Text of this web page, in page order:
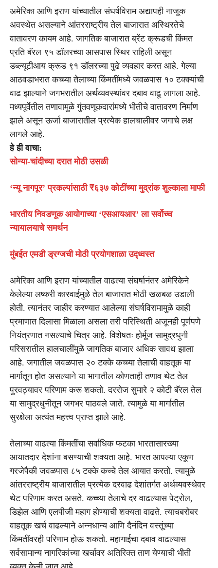
अमेरिका आणि इराण यांच्यातील संघर्षविराम अद्यापही नाजूक
अवस्थेत असल्याने आंतरराष्ट्रीय तेल बाजारात अस्थिरतेचे
वातावरण कायम आहे. जागतिक बाजारात ब्रेंट क्रूडची किंमत
प्रति बॅरल ९५ डॉलरच्या आसपास स्थिर राहिली असून
डब्ल्यूटीआय क्रूड ९१ डॉलरच्या पुढे व्यवहार करत आहे. गेल्या
आठवडाभरात कच्च्या तेलाच्या किंमतींमध्ये जवळपास १० टक्क्यांची
वाढ झाल्याने जगभरातील अर्थव्यवस्थांवर दबाव वाढू लागला आहे.
मध्यपूर्वेतील तणावामुळे गुंतवणूकदारांमध्ये भीतीचे वातावरण निर्माण
झाले असून ऊर्जा बाजारातील प्रत्येक हालचालीवर जगाचे लक्ष
लागले आहे.
हे ही वाचा:
सोन्या-चांदीच्या दरात मोठी उसळी
‘न्यू नागपूर’ प्रकल्पांसाठी ₹६३७ कोटींच्या मुद्रांक शुल्काला माफी
भारतीय निवडणूक आयोगाच्या ‘एसआयआर’ ला सर्वोच्च
न्यायालयाचे समर्थन
मुंबईत एमडी ड्रग्जची मोठी प्रयोगशाळा उद्ध्वस्त
अमेरिका आणि इराण यांच्यातील वाढत्या संघर्षानंतर अमेरिकेने
केलेल्या लष्करी कारवाईमुळे तेल बाजारात मोठी खळबळ उडाली
होती. त्यानंतर जाहीर करण्यात आलेल्या संघर्षविरामामुळे काही
प्रमाणात दिलासा मिळाला असला तरी परिस्थिती अजूनही पूर्णपणे
नियंत्रणात नसल्याचे चित्र आहे. विशेषतः होर्मूज सामुद्रधुनी
परिसरातील हालचालींमुळे जागतिक बाजार अधिक सावध झाला
आहे. जगातील जवळपास २० टक्के कच्च्या तेलाची वाहतूक या
मार्गातून होत असल्याने या भागातील कोणताही तणाव थेट तेल
पुरवठ्यावर परिणाम करू शकतो. दररोज सुमारे २ कोटी बॅरल तेल
या सामुद्रधुनीतून जगभर पाठवले जाते. त्यामुळे या मार्गातील
सुरक्षेला अत्यंत महत्त्व प्राप्त झाले आहे.
तेलाच्या वाढत्या किंमतींचा सर्वाधिक फटका भारतासारख्या
आयातदार देशांना बसण्याची शक्यता आहे. भारत आपल्या एकूण
गरजेपैकी जवळपास ८५ टक्के कच्चे तेल आयात करतो. त्यामुळे
आंतरराष्ट्रीय बाजारातील प्रत्येक दरवाढ देशांतर्गत अर्थव्यवस्थेवर
थेट परिणाम करत असते. कच्च्या तेलाचे दर वाढल्यास पेट्रोल,
डिझेल आणि एलपीजी महाग होण्याची शक्यता वाढते. त्याचबरोबर
वाहतूक खर्च वाढल्याने अन्नधान्य आणि दैनंदिन वस्तूंच्या
किंमतींवरही परिणाम होऊ शकतो. महागाईचा दबाव वाढल्यास
सर्वसामान्य नागरिकांच्या खर्चावर अतिरिक्त ताण येण्याची भीती